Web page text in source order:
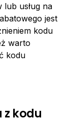
usług na
jest
kodu
warto
kodu
z kodu